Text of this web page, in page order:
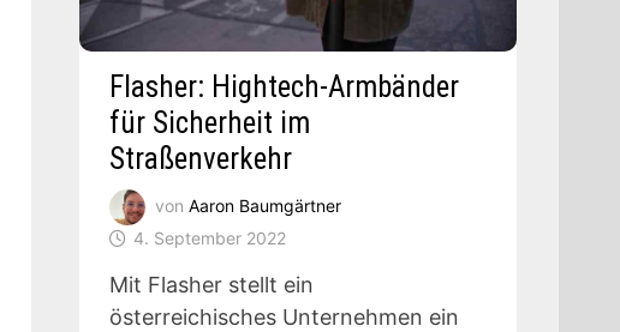
Flasher: Hightech-Armbänder
für Sicherheit im
Straßenverkehr
von Aaron Baumgärtner
4. September 2022
Mit Flasher stellt ein
österreichisches Unternehmen ein